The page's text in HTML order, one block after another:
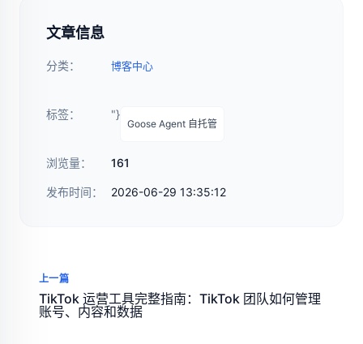
文章信息
分类： 博客中心
标签： "}
Goose Agent 自托管
浏览量： 161
发布时间： 2026-06-29 13:35:12
上一篇
TikTok 运营工具完整指南：TikTok 团队如何管理
账号、内容和数据